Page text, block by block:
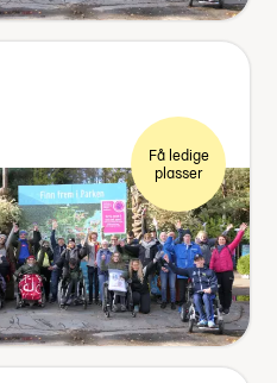
Få ledige
plasser